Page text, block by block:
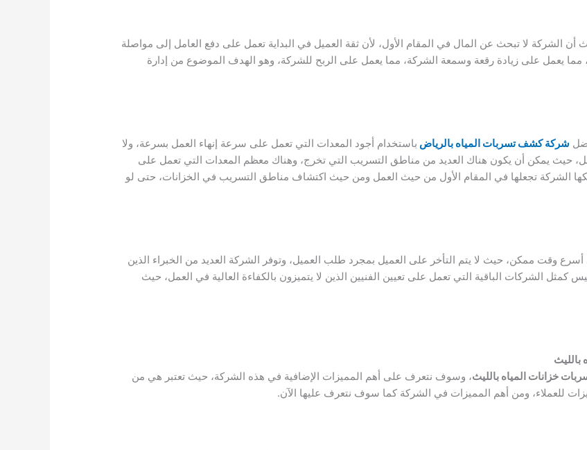
الشركة لا تبحث عن المال في المقام الأول، لأن ثقة العميل في البداية تعمل على دفع العامل إلى مواصلة
يعمل على زيادة رقعة وسمعة الشركة، مما يعمل على الربح للشركة، وهو الهدف الموضوع من إدارة
شركة كشف تسربات المياه بالرياض باستخدام أجود المعدات التي تعمل على سرعة إنهاء العمل بسرعة، ولا
حيث يمكن أن يكون هناك العديد من مناطق التسريب التي تخرج، وهناك معظم المعدات التي تعمل على
الشركة تجعلها في المقام الأول من حيث العمل ومن حيث اكتشاف مناطق التسريب في الخزانات، حتى لو
وقت ممكن، حيث لا يتم التأخر على العميل بمجرد طلب العميل، وتوفر الشركة العديد من الخبراء الذين
الشركات الباقية التي تعمل على تعيين الفنيين الذين لا يتميزون بالكفاءة العالية في العمل، حيث
خزانات المياه بالليث، وسوف نتعرف على أهم المميزات الإضافية في هذه الشركة، حيث تعتبر هي من
للعملاء، ومن أهم المميزات في الشركة كما سوف نتعرف عليها الآن.